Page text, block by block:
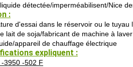
détectée/imperméabilisent/Nice
:
d'essai dans le réservoir ou le tuyau
lait de soja/fabricant de machine à
appareil de chauffage électrique
expliquent :
3950 -502 F